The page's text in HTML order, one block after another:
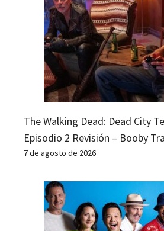
The Walking Dead: Dead City
Episodio 2 Revisión – Booby
7 de agosto de 2026